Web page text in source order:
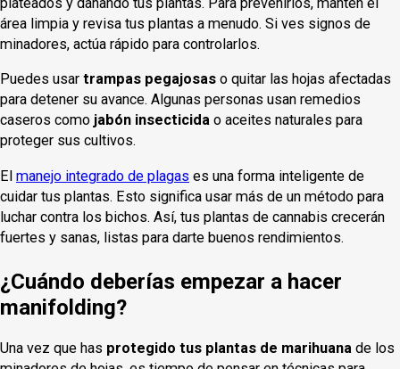
área limpia y revisa tus plantas a menudo. Si ves signos de
minadores, actúa rápido para controlarlos.
Puedes usar trampas pegajosas o quitar las hojas afectadas
para detener su avance. Algunas personas usan remedios
caseros como jabón insecticida o aceites naturales para
proteger sus cultivos.
El manejo integrado de plagas es una forma inteligente de
cuidar tus plantas. Esto significa usar más de un método para
luchar contra los bichos. Así, tus plantas de cannabis crecerán
fuertes y sanas, listas para darte buenos rendimientos.
¿Cuándo deberías empezar a hacer
manifolding?
Una vez que has protegido tus plantas de marihuana de los